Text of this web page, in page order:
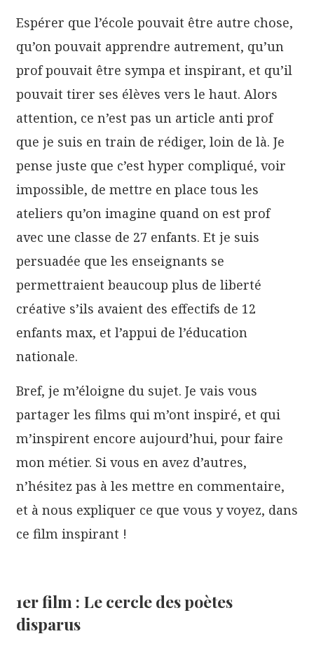
Espérer que l’école pouvait être autre chose,
qu’on pouvait apprendre autrement, qu’un
prof pouvait être sympa et inspirant, et qu’il
pouvait tirer ses élèves vers le haut. Alors
attention, ce n’est pas un article anti prof
que je suis en train de rédiger, loin de là. Je
pense juste que c’est hyper compliqué, voir
impossible, de mettre en place tous les
ateliers qu’on imagine quand on est prof
avec une classe de 27 enfants. Et je suis
persuadée que les enseignants se
permettraient beaucoup plus de liberté
créative s’ils avaient des effectifs de 12
enfants max, et l’appui de l’éducation
nationale.
Bref, je m’éloigne du sujet. Je vais vous
partager les films qui m’ont inspiré, et qui
m’inspirent encore aujourd’hui, pour faire
mon métier. Si vous en avez d’autres,
n’hésitez pas à les mettre en commentaire,
et à nous expliquer ce que vous y voyez, dans
ce film inspirant !
1er film : Le cercle des poètes
disparus